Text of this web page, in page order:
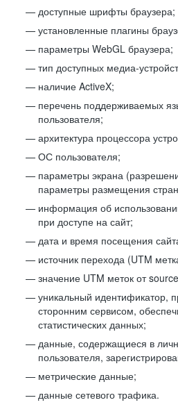
доступные шрифты браузера;
установленные плагины
параметры WebGL браузера;
тип доступных медиа-
наличие ActiveX;
перечень поддерживаемых
пользователя;
архитектура процессора
ОС пользователя;
параметры экрана
параметры размещения
информация об
при доступе на сайт;
дата и время посещения
источник перехода (UTM
значение UTM меток от
уникальный идентификатор,
сторонним сервисом,
статистических данных;
данные, содержащиеся в
пользователя,
метрические данные;
данные сетевого трафика.